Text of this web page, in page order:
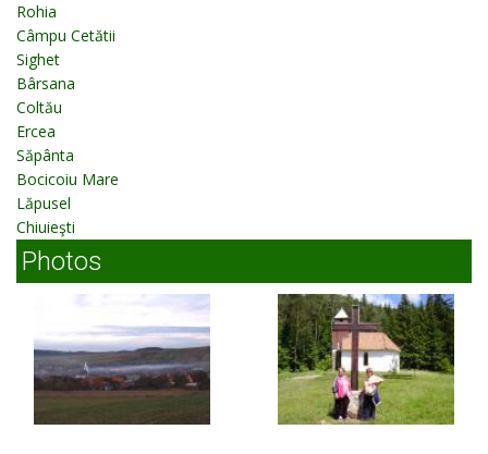
Rohia
Câmpu Cetătii
Sighet
Bârsana
Coltău
Ercea
Săpânta
Bocicoiu Mare
Lăpusel
Chiuieşti
Photos